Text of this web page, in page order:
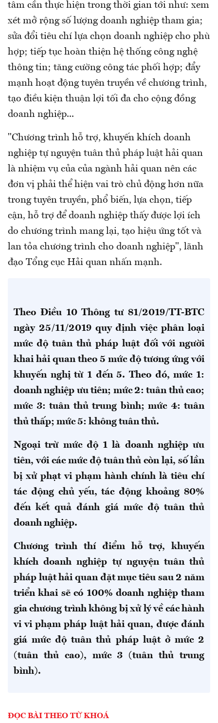
tâm cần thực hiện trong thời gian tới như: xem
xét mở rộng số lượng doanh nghiệp tham gia;
sửa đổi tiêu chí lựa chọn doanh nghiệp cho phù
hợp; tiếp tục hoàn thiện hệ thống công nghệ
thông tin; tăng cường công tác phối hợp; đẩy
mạnh hoạt động tuyên truyền về chương trình,
tạo điều kiện thuận lợi tối đa cho cộng đồng
doanh nghiệp...
"Chương trình hỗ trợ, khuyến khích doanh
nghiệp tự nguyện tuân thủ pháp luật hải quan
là nhiệm vụ của của ngành hải quan nên các
đơn vị phải thể hiện vai trò chủ động hơn nữa
trong tuyên truyền, phổ biến, lựa chọn, tiếp
cận, hỗ trợ để doanh nghiệp thấy được lợi ích
do chương trình mang lại, tạo hiệu ứng tốt và
lan tỏa chương trình cho doanh nghiệp", lãnh
đạo Tổng cục Hải quan nhấn mạnh.
Theo Điều 10 Thông tư 81/2019/TT-BTC
ngày 25/11/2019 quy định việc phân loại
mức độ tuân thủ pháp luật đối với người
khai hải quan theo 5 mức độ tương ứng với
khuyến nghị từ 1 đến 5. Theo đó, mức 1:
doanh nghiệp ưu tiên; mức 2: tuân thủ cao;
mức 3: tuân thủ trung bình; mức 4: tuân
thủ thấp; mức 5: không tuân thủ.
Ngoại trừ mức độ 1 là doanh nghiệp ưu
tiên, với các mức độ tuân thủ còn lại, số lần
bị xử phạt vi phạm hành chính là tiêu chí
tác động chủ yếu, tác động khoảng 80%
đến kết quả đánh giá mức độ tuân thủ
doanh nghiệp.
Chương trình thí điểm hỗ trợ, khuyến
khích doanh nghiệp tự nguyện tuân thủ
pháp luật hải quan đặt mục tiêu sau 2 năm
triển khai sẽ có 100% doanh nghiệp tham
gia chương trình không bị xử lý về các hành
vi vi phạm pháp luật hải quan, được đánh
giá mức độ tuân thủ pháp luật ở mức 2
(tuân thủ cao), mức 3 (tuân thủ trung
bình).
ĐỌC BÀI THEO TỪ KHOÁ